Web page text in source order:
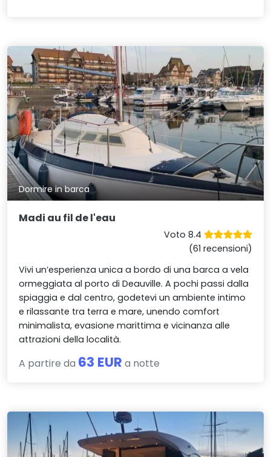
Dormire in barca
Madi au fil de l'eau
Voto 8.4
(61 recensioni)
Vivi un’esperienza unica a bordo di una barca a vela
ormeggiata al porto di Deauville. A pochi passi dalla
spiaggia e dal centro, godetevi un ambiente intimo
e rilassante tra terra e mare, unendo comfort
minimalista, evasione marittima e vicinanza alle
attrazioni della località.
A partire da 63 EUR a notte